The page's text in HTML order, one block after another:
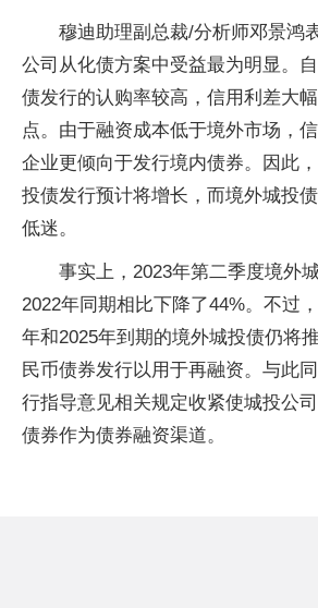
穆迪助理副总裁/分析师邓景鸿
公司从化债方案中受益最为明显。
债发行的认购率较高，信用利差大
点。由于融资成本低于境外市场，
企业更倾向于发行境内债券。因此
投债发行预计将增长，而境外城投
低迷。
事实上，2023年第二季度境外
2022年同期相比下降了44%。不过
年和2025年到期的境外城投债仍将
民币债券发行以用于再融资。与此
行指导意见相关规定收紧使城投公
债券作为债券融资渠道。